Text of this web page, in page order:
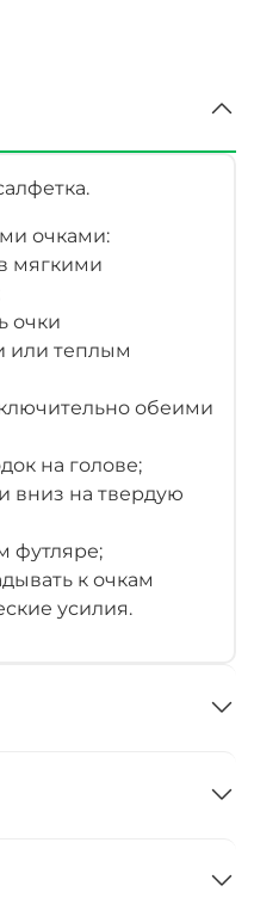
очками:
мягкими
очки
или теплым
обеими
на голове;
вниз на твердую
футляре;
к очкам
усилия.